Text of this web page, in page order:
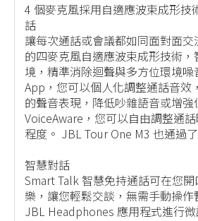
4 個麥克風採用自適應波束成形技
話
讓每次通話或會議都如同面對面
的四麥克風自適應波束成形技術
境，精準消除迴聲與多方位環境
App，您可以個人化調整通話音效
的聲音表現，降低吵雜語音或增
VoiceAware，您可以自由調整通
程度。 JBL Tour One M3 也通過
智慧對話
Smart Talk 智慧免持通話可在您
樂，讓您輕鬆交談，無需手動操
JBL Headphones 應用程式進行微